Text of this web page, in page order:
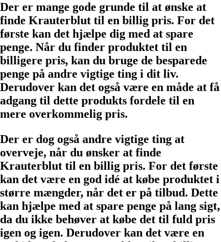
Der er mange gode grunde til at ønske at
finde Krauterblut til en billig pris. For det
første kan det hjælpe dig med at spare
penge. Når du finder produktet til en
billigere pris, kan du bruge de besparede
penge på andre vigtige ting i dit liv.
Derudover kan det også være en måde at få
adgang til dette produkts fordele til en
mere overkommelig pris.
Der er dog også andre vigtige ting at
overveje, når du ønsker at finde
Krauterblut til en billig pris. For det første
kan det være en god idé at købe produktet i
større mængder, når det er på tilbud. Dette
kan hjælpe med at spare penge på lang sigt,
da du ikke behøver at købe det til fuld pris
igen og igen. Derudover kan det være en